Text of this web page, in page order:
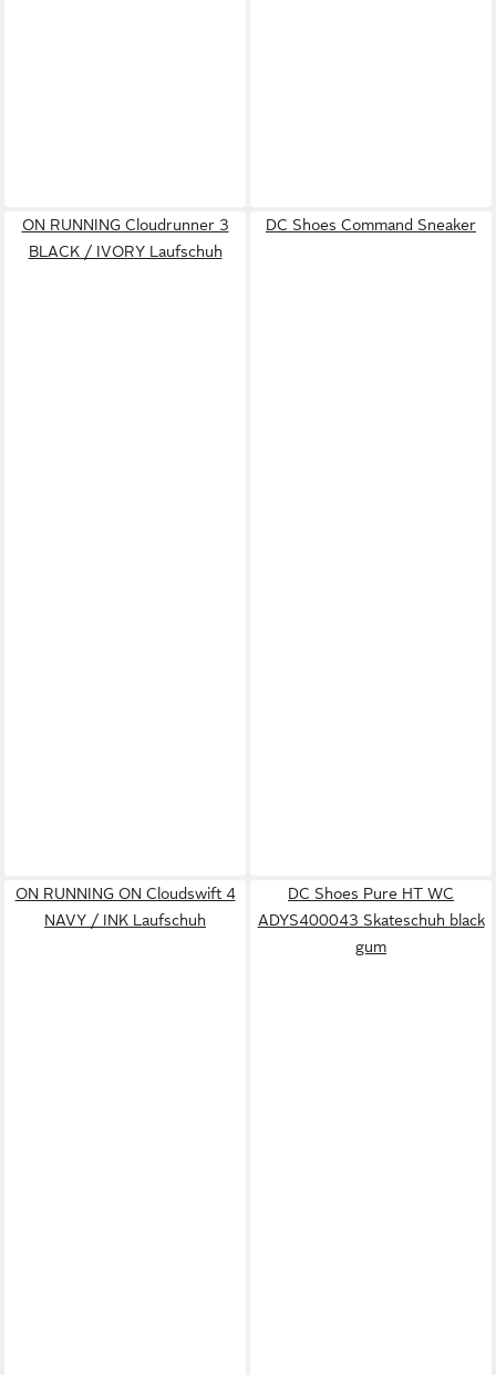
ON RUNNING Cloudrunner 3
BLACK / IVORY Laufschuh
DC Shoes Command Sneaker
ON RUNNING ON Cloudswift 4
NAVY / INK Laufschuh
DC Shoes Pure HT WC
ADYS400043 Skateschuh black
gum